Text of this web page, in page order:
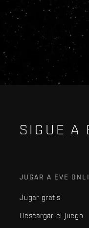
SIGUE A
JUGAR A EVE
Jugar gratis
Descargar el juego